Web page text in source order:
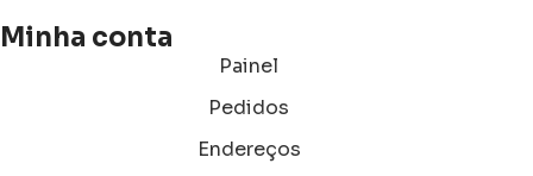
Minha conta
Painel
Pedidos
Endereços